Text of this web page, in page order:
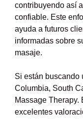
contribuyendo así
confiable. Este
ayuda a futuros
informadas sobre
masaje.
Si están buscando
Columbia, South
Massage Therapy.
excelentes